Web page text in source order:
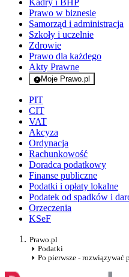
Kadry i BHP
Prawo w biznesie
Samorząd i administracja
Szkoły i uczelnie
Zdrowie
Prawo dla każdego
Akty Prawne
Moje Prawo.pl
- rejestracja i
PIT
CIT
VAT
Akcyza
Ordynacja
Rachunkowość
Doradca podatkowy
Finanse publiczne
Podatki i opłaty lokalne
Podatek od spadków i
Orzeczenia
KSeF
Prawo.pl
Podatki
Po pierwsze - rozwiązywać